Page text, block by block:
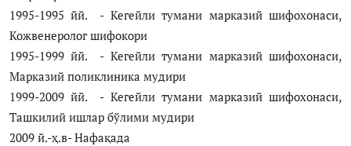
1995-1995 йй. - Кегейли тумани марказий шифохонаси,
Кожвенеролог шифокори
1995-1999 йй. - Кегейли тумани марказий шифохонаси,
Марказий поликлиника мудири
1999-2009 йй. - Кегейли тумани марказий шифохонаси,
Ташкилий ишлар бўлими мудири
2009 й.-ҳ.в- Нафақада